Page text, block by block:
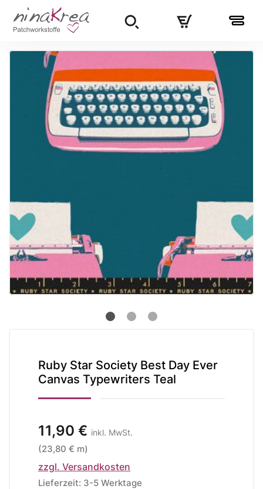
Ruby Star Society Best Day Ever
Canvas Typewriters Teal
11,90 € inkl. MwSt.
(23,80 € m)
zzgl. Versandkosten
Lieferzeit: 3-5 Werktage